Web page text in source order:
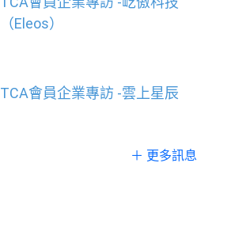
（Eleos）
TCA會員企業專訪 -雲上星辰
＋ 更多訊息